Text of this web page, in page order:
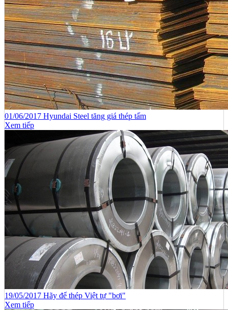
01/06/2017 Hyundai Steel tăng giá thép tấm
Xem tiếp
19/05/2017 Hãy để thép Việt tự "bơi"
Xem tiếp